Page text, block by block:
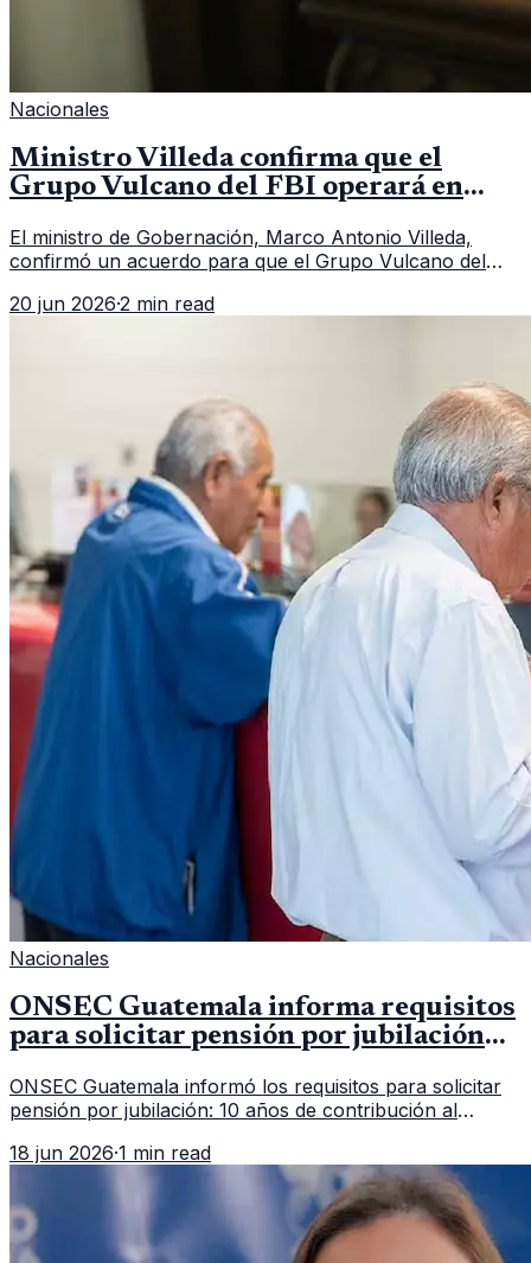
Nacionales
Ministro Villeda confirma que el
Grupo Vulcano del FBI operará en
El ministro de Gobernación, Marco Antonio Villeda,
confirmó un acuerdo para que el Grupo Vulcano del
fallido con la administración anterior del Ministerio
20 jun 2026·2 min read
Nacionales
ONSEC Guatemala informa requisitos
para solicitar pensión por jubilación
ONSEC Guatemala informó los requisitos para solicitar
pensión por jubilación: 10 años de contribución al
importar edad.
18 jun 2026·1 min read